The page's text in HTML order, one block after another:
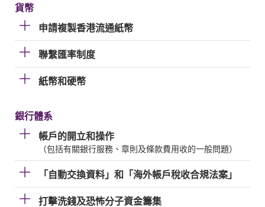
貨幣
申請複製香港流通紙幣
聯繫匯率制度
紙幣和硬幣
銀行體系
帳戶的開立和操作
（包括有關銀行服務、章則及條款費用收的一般問題）
「自動交換資料」和「海外帳戶稅收合規法案」
打擊洗錢及恐怖分子資金籌集